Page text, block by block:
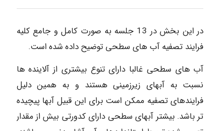
در این بخش در 13 جلسه به صورت کامل و جامع کلیه
فرایند تصفیه آب های سطحی توضیح داده شده است.
آب های سطحی غالبا دارای تنوع بیشتری از آلاینده ها
نسبت به آبهای زیرزمینی هستند و به همین دلیل
فرایندهای تصفیه ممکن است برای این قبیل آبها پیچیده
تر باشد. بیشتر آبهای سطحی دارای کدورتی بیش از مقدار